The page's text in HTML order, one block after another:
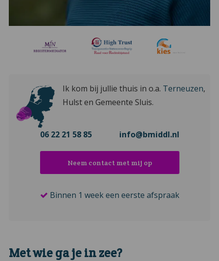
Ik kom bij jullie thuis in o.a. Terneuzen,
Hulst en Gemeente Sluis.
06 22 21 58 85 info@bmiddl.nl
Neem contact met mij op
Binnen 1 week een eerste afspraak
Met wie ga je in zee?